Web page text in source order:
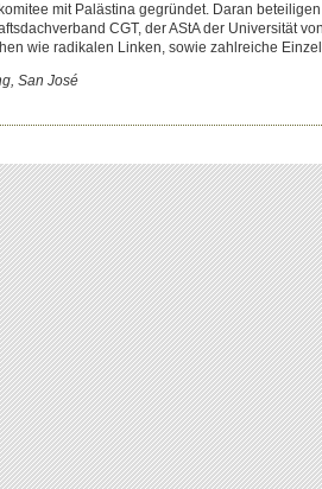
mit Palästina gegründet. Daran
CGT, der AStA der Universität
wie radikalen Linken, sowie zahlreiche
San José